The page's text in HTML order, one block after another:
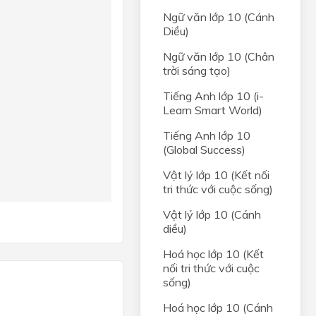
1140
Ngữ văn lớp 10 (Cánh
Diều)
Ngữ văn lớp 10 (Chân
trời sáng tạo)
Tiếng Anh lớp 10 (i-
Learn Smart World)
Tiếng Anh lớp 10
(Global Success)
Vật lý lớp 10 (Kết nối
tri thức với cuộc sống)
Vật lý lớp 10 (Cánh
diều)
Hoá học lớp 10 (Kết
nối tri thức với cuộc
sống)
Hoá học lớp 10 (Cánh